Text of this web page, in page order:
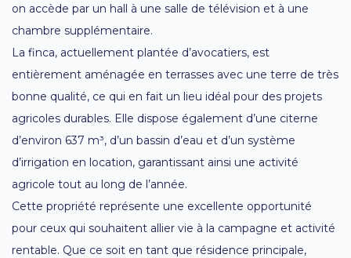
on accède par un hall à une salle de télévision et à une
chambre supplémentaire.
La finca, actuellement plantée d’avocatiers, est
entièrement aménagée en terrasses avec une terre de très
bonne qualité, ce qui en fait un lieu idéal pour des projets
agricoles durables. Elle dispose également d’une citerne
d’environ 637 m³, d’un bassin d’eau et d’un système
d’irrigation en location, garantissant ainsi une activité
agricole tout au long de l’année.
Cette propriété représente une excellente opportunité
pour ceux qui souhaitent allier vie à la campagne et activité
rentable. Que ce soit en tant que résidence principale,